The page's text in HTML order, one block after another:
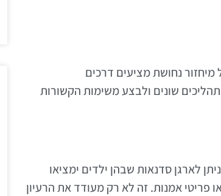
מיחזור נחושת מציעים דרכים
שונים ולבצע משימות הקשורות
לארגן סדנאות שבהן ילדים ימציאו
פריטי אמנות. זה לא רק מעודד את הרעיון